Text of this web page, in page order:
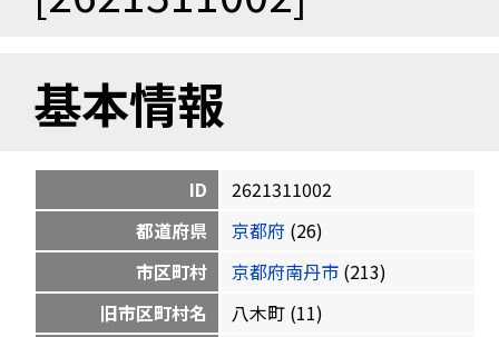
基本情報
ID
2621311002
都道府県
京都府 (26)
市区町村
京都府南丹市 (213)
旧市区町村名
八木町 (11)